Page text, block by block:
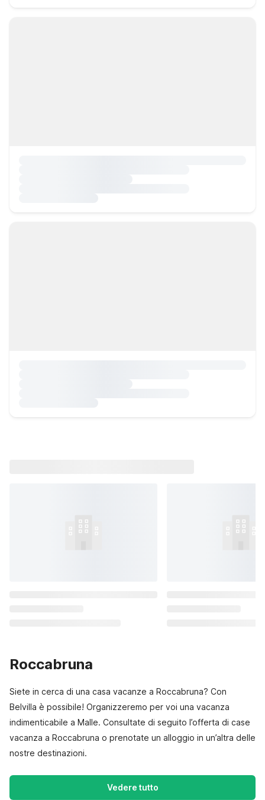
Roccabruna
Siete in cerca di una casa vacanze a Roccabruna? Con
Belvilla è possibile! Organizzeremo per voi una vacanza
indimenticabile a Malle. Consultate di seguito l’offerta di case
vacanza a Roccabruna o prenotate un alloggio in un’altra delle
nostre destinazioni.
Vedere tutto